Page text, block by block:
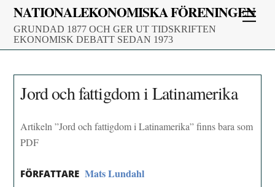
Skip
content
NATIONALEKONOMISKA FÖRENINGEN
GRUNDAD 1877 OCH GER UT TIDSKRIFTEN
EKONOMISK DEBATT SEDAN 1973
Jord och fattigdom i Latinamerika
Artikeln ”Jord och fattigdom i Latinamerika” finns bara som
PDF
FÖRFATTARE Mats Lundahl